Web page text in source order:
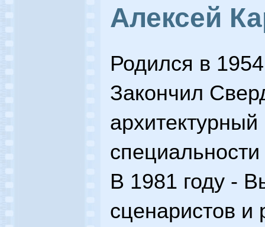
Алексей
Родился в
Закончил
архитектурный
В 1981 году -
сценаристов и